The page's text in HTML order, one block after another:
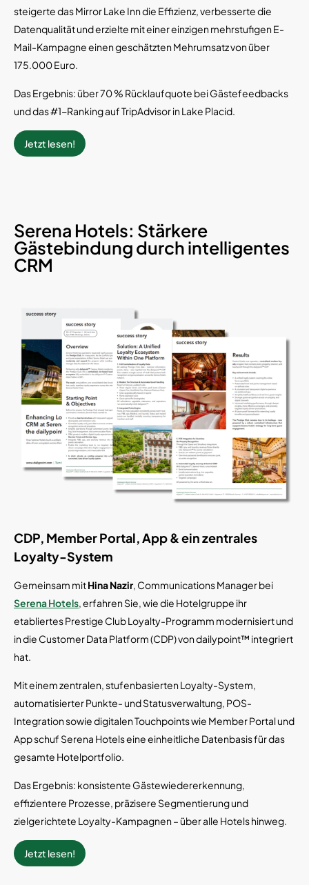
steigerte das Mirror Lake Inn die Effizienz, verbesserte die
Datenqualität und erzielte mit einer einzigen mehrstufigen E-
Mail-Kampagne einen geschätzten Mehrumsatz von über
175.000 Euro.
Das Ergebnis: über 70 % Rücklaufquote bei Gästefeedbacks
und das #1-Ranking auf TripAdvisor in Lake Placid.
Jetzt lesen!
Serena Hotels: Stärkere
Gästebindung durch intelligentes
CRM
CDP, Member Portal, App & ein zentrales
Loyalty-System
Gemeinsam mitHina Nazir, Communications Manager bei
Serena Hotels, erfahren Sie, wie die Hotelgruppe ihr
etabliertes Prestige Club Loyalty-Programm modernisiert und
in die Customer Data Platform (CDP) von dailypoint™ integriert
hat.
Mit einem zentralen, stufenbasierten Loyalty-System,
automatisierter Punkte- und Statusverwaltung, POS-
Integration sowie digitalen Touchpoints wie Member Portal und
App schuf Serena Hotels eine einheitliche Datenbasis für das
gesamte Hotelportfolio.
Das Ergebnis: konsistente Gästewiedererkennung,
effizientere Prozesse, präzisere Segmentierung und
zielgerichtete Loyalty-Kampagnen – über alle Hotels hinweg.
Jetzt lesen!